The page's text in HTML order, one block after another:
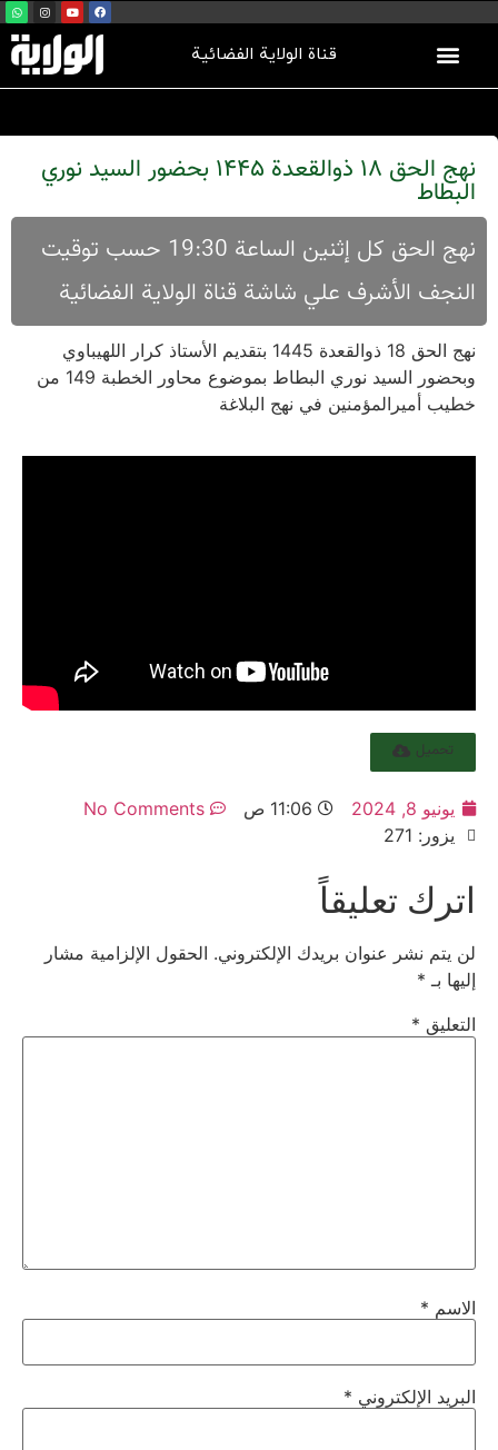
قناة الولاية الفضائية
نهج الحق 18 ذوالقعدة 1445 بحضور السيد نوري
البطاط
نهج الحق كل إثنين الساعة 19:30 حسب توقيت
النجف الأشرف علي شاشة قناة الولاية الفضائية
نهج الحق 18 ذوالقعدة 1445 بتقديم الأستاذ كرار اللهيباوي
وبحضور السيد نوري البطاط بموضوع محاور الخطبة 149 من
خطيب أميرالمؤمنين في نهج البلاغة
تحميل
يونيو 8, 2024 11:06 ص
No Comments
يزور: 271
اترك تعليقاً
لن يتم نشر عنوان بريدك الإلكتروني. الحقول الإلزامية مشار
إليها بـ *
التعليق *
الاسم *
البريد الإلكتروني *